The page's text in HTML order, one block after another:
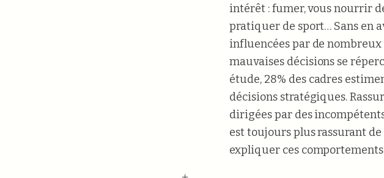
intérêt : fumer, vous nourrir
pratiquer de sport… Sans en
influencées par de
mauvaises décisions se
étude, 28% des cadres
décisions stratégiques.
dirigées par des
est toujours plus rassurant
expliquer ces